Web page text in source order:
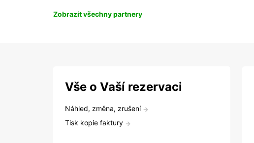
Zobrazit všechny partnery
Vše o Vaší rezervaci
Náhled, změna, zrušení
Tisk kopie faktury